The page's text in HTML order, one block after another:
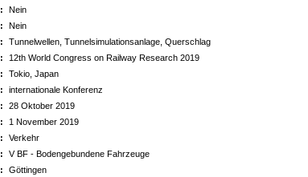
Nein
Nein
Tunnelwellen, Tunnelsimulationsanlage, Querschlag
12th World Congress on Railway Research 2019
Tokio, Japan
internationale Konferenz
28 Oktober 2019
1 November 2019
Verkehr
V BF - Bodengebundene Fahrzeuge
Göttingen